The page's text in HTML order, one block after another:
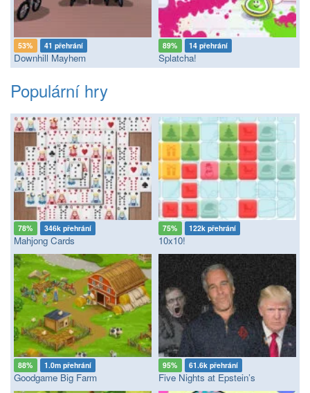
53% 41 přehrání
Downhill Mayhem
89% 14 přehrání
Splatcha!
Populární hry
78% 346k přehrání
Mahjong Cards
75% 122k přehrání
10x10!
88% 1.0m přehrání
Goodgame Big Farm
95% 61.6k přehrání
Five Nights at Epstein’s